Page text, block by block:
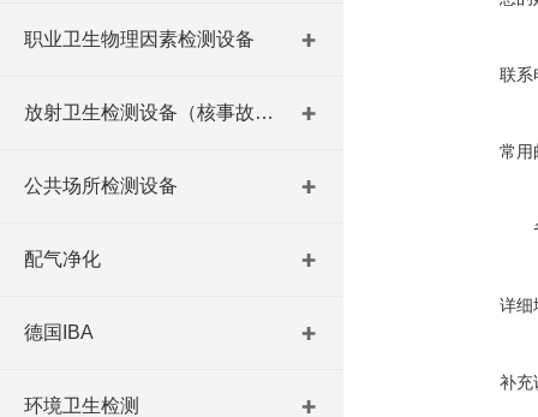
职业卫生物理因素检测设备
放射卫生检测设备（核事故与放射医学）
公共场所检测设备
配气净化
德国IBA
环境卫生检测
联系
常用
详细
补充